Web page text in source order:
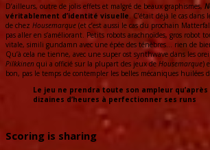
D’ailleurs, outre de jolis effets et malgré de beaux graphismes,
véritablement d’identité visuelle . C’était déjà le cas
de chez Housemarque (et c’est aussi le cas du prochain
pas aller en s’améliorant. Petits robots arachnoïdes, gros robot
vitale, simili gundamn avec une épée des ténèbres… rien de
Qu’à cela ne tienne, avec une super ost synthwave dans les
Pilkkinen qui a officié sur la plupart des jeux de Housemarque)
bon, pas le temps de contempler les belles mécaniques huilées
Le jeu ne prendra toute son ampleur
dizaines d’heures à perfectionner ses runs
Scoring is sharing